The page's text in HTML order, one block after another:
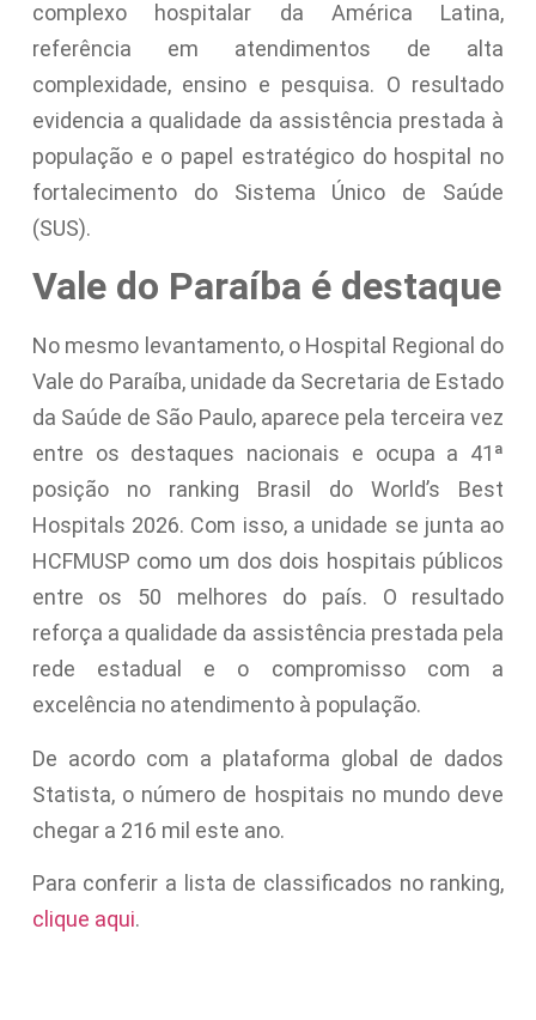
complexo hospitalar da América Latina,
referência em atendimentos de alta
complexidade, ensino e pesquisa. O resultado
evidencia a qualidade da assistência prestada à
população e o papel estratégico do hospital no
fortalecimento do Sistema Único de Saúde
(SUS).
Vale do Paraíba é destaque
No mesmo levantamento, o Hospital Regional do
Vale do Paraíba, unidade da Secretaria de Estado
da Saúde de São Paulo, aparece pela terceira vez
entre os destaques nacionais e ocupa a 41ª
posição no ranking Brasil do World’s Best
Hospitals 2026. Com isso, a unidade se junta ao
HCFMUSP como um dos dois hospitais públicos
entre os 50 melhores do país. O resultado
reforça a qualidade da assistência prestada pela
rede estadual e o compromisso com a
excelência no atendimento à população.
De acordo com a plataforma global de dados
Statista, o número de hospitais no mundo deve
chegar a 216 mil este ano.
Para conferir a lista de classificados no ranking,
clique aqui.